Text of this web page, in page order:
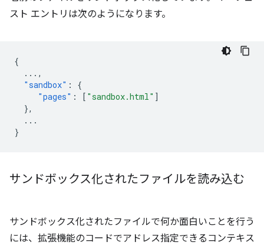
スト エントリは次のようになります。
{
... ,
"sandbox" :
{
"pages" : [ "sandbox.html" ]
},
...
}
サンドボックス化されたファイルを読み込む
サンドボックス化されたファイルで何か面白いことを行う
には、拡張機能のコードでアドレス指定できるコンテキス